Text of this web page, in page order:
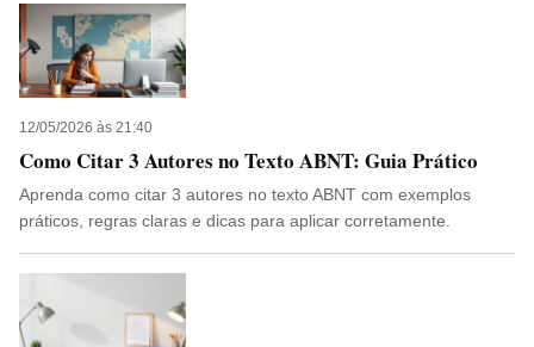
12/05/2026 às 21:40
Como Citar 3 Autores no Texto ABNT: Guia Prático
Aprenda como citar 3 autores no texto ABNT com exemplos
práticos, regras claras e dicas para aplicar corretamente.